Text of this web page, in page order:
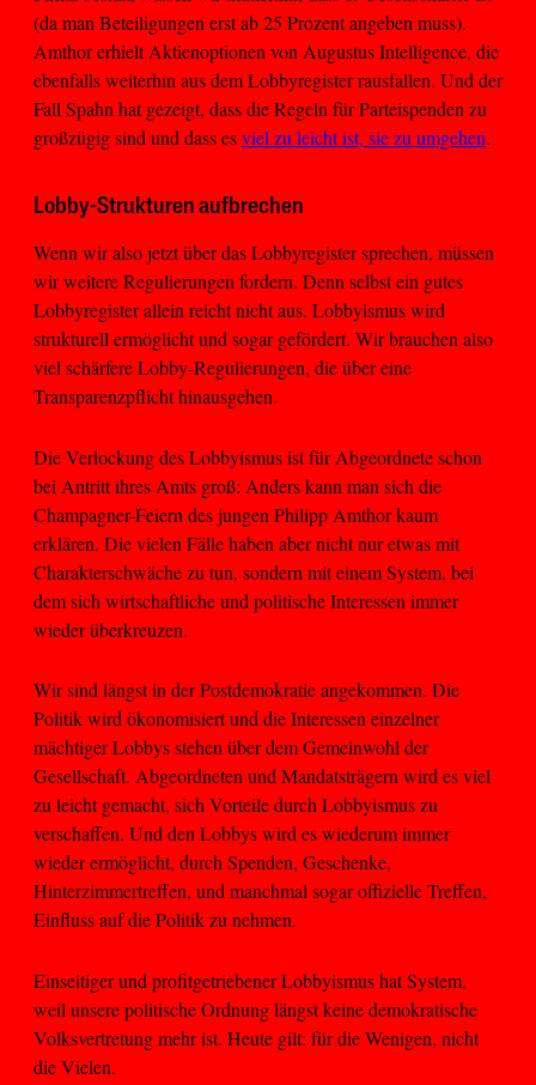
(da man Beteiligungen erst ab 25 Prozent angeben muss).
Amthor erhielt Aktienoptionen von Augustus Intelligence, die
ebenfalls weiterhin aus dem Lobbyregister rausfallen. Und der
Fall Spahn hat gezeigt, dass die Regeln für Parteispenden zu
großzügig sind und dass esviel zu leicht ist, sie zu umgehen.
Lobby-Strukturen aufbrechen
Wenn wir also jetzt über das Lobbyregister sprechen, müssen
wir weitere Regulierungen fordern. Denn selbst ein gutes
Lobbyregister allein reicht nicht aus. Lobbyismus wird
strukturell ermöglicht und sogar gefördert. Wir brauchen also
viel schärfere Lobby-Regulierungen, die über eine
Transparenzpflicht hinausgehen.
Die Verlockung des Lobbyismus ist für Abgeordnete schon
bei Antritt ihres Amts groß: Anders kann man sich die
Champagner-Feiern des jungen Philipp Amthor kaum
erklären. Die vielen Fälle haben aber nicht nur etwas mit
Charakterschwäche zu tun, sondern mit einem System, bei
dem sich wirtschaftliche und politische Interessen immer
wieder überkreuzen.
Wir sind längst in der Postdemokratie angekommen. Die
Politik wird ökonomisiert und die Interessen einzelner
mächtiger Lobbys stehen über dem Gemeinwohl der
Gesellschaft. Abgeordneten und Mandatsträgern wird es viel
zu leicht gemacht, sich Vorteile durch Lobbyismus zu
verschaffen. Und den Lobbys wird es wiederum immer
wieder ermöglicht, durch Spenden, Geschenke,
Hinterzimmertreffen, und manchmal sogar offizielle Treffen,
Einfluss auf die Politik zu nehmen.
Einseitiger und profitgetriebener Lobbyismus hat System,
weil unsere politische Ordnung längst keine demokratische
Volksvertretung mehr ist. Heute gilt: für die Wenigen, nicht
die Vielen.